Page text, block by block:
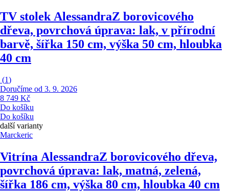
TV stolek AlessandraZ borovicového
dřeva, povrchová úprava: lak, v přírodní
barvě, šířka 150 cm, výška 50 cm, hloubka
40 cm
(1)
Doručíme od 3. 9. 2026
8 749 Kč
Do košíku
Do košíku
další varianty
Marckeric
Vitrína AlessandraZ borovicového dřeva,
povrchová úprava: lak, matná, zelená,
šířka 186 cm, výška 80 cm, hloubka 40 cm